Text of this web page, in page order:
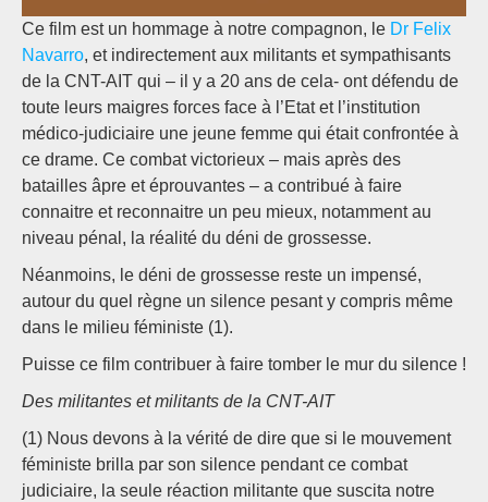
Ce film est un hommage à notre compagnon, le Dr Felix
Navarro, et indirectement aux militants et sympathisants
de la CNT-AIT qui – il y a 20 ans de cela- ont défendu de
toute leurs maigres forces face à l’Etat et l’institution
médico-judiciaire une jeune femme qui était confrontée à
ce drame. Ce combat victorieux – mais après des
batailles âpre et éprouvantes – a contribué à faire
connaitre et reconnaitre un peu mieux, notamment au
niveau pénal, la réalité du déni de grossesse.
Néanmoins, le déni de grossesse reste un impensé,
autour du quel règne un silence pesant y compris même
dans le milieu féministe (1).
Puisse ce film contribuer à faire tomber le mur du silence !
Des militantes et militants de la CNT-AIT
(1) Nous devons à la vérité de dire que si le mouvement
féministe brilla par son silence pendant ce combat
judiciaire, la seule réaction militante que suscita notre